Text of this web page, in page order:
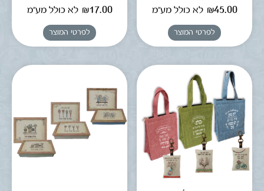
₪45.00 לא כולל מע"מ
לפרטי המוצר
₪17.00 לא כולל מע"מ
לפרטי המוצר